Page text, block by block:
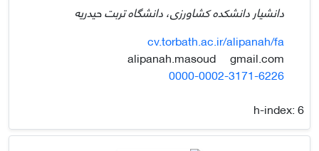
دانشیار دانشکده کشاورزی، دانشگاه تربت حیدریه
cv.torbath.ac.ir/alipanah/fa
gmail.com
0000-0002-3171-6226
h-index:6